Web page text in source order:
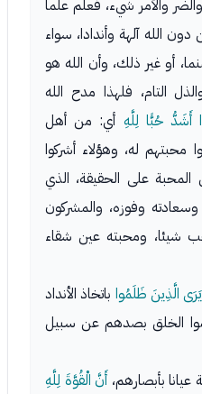
والأمر شيء، فعلم علما
الله آلهة وأندادا، سواء
أو غير ذلك، وأن الله هو
التام، فلهذا مدح الله
أَشَدُّ حُبًّا لِلَّهِ أي: من أهل
محبتهم له، وهؤلاء أشركوا
على الحقيقة، الذي
وفوزه، والمشركون
شيئا، ومحبته عين شقاء
الَّذِينَ ظَلَمُوا باتخاذ الأنداد
الخلق بصدهم عن سبيل
عيانا بأبصارهم، أَنَّ الْقُوَّةَ لِلَّهِ